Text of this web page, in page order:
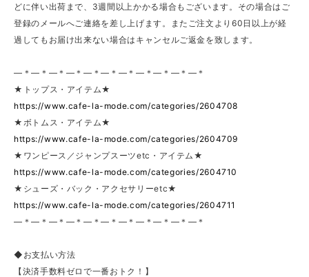
どに伴い出荷まで、3週間以上かかる場合もございます。その場合はご
登録のメールへご連絡を差し上げます。またご注文より60日以上が経
過してもお届け出来ない場合はキャンセルご返金を致します。
—＊—＊—＊—＊—＊—＊—＊—＊—＊—＊—＊
★トップス・アイテム★
https://www.cafe-la-mode.com/categories/2604708
★ボトムス・アイテム★
https://www.cafe-la-mode.com/categories/2604709
★ワンピース／ジャンプスーツetc・アイテム★
https://www.cafe-la-mode.com/categories/2604710
★シューズ・バック・アクセサリーetc★
https://www.cafe-la-mode.com/categories/2604711
—＊—＊—＊—＊—＊—＊—＊—＊—＊—＊—＊
◆お支払い方法
【決済手数料ゼロで一番おトク！】